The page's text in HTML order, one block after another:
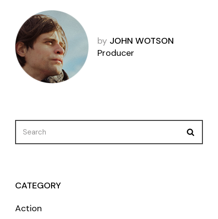
by JOHN WOTSON
Producer
CATEGORY
Action